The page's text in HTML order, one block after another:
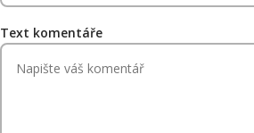
Text komentáře